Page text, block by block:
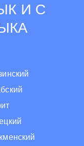
И С